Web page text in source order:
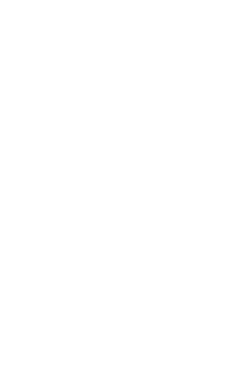
a koupelnou se
K dispozici jsou pokoje s
a relaxačních procedur